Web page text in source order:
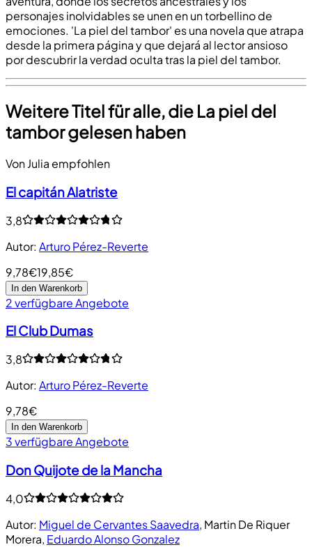
personajes inolvidables se unen en un torbellino de
emociones. 'La piel del tambor' es una novela que atrapa
desde la primera página y que dejará al lector ansioso
por descubrir la verdad oculta tras la piel del tambor.
Weitere Titel für alle, die La piel del
tambor gelesen haben
Von Julia empfohlen
El capitán Alatriste
3,8
Autor: Arturo Pérez-Reverte
9,78€19,85€
In den Warenkorb
2 verfügbare Angebote
El Club Dumas
3,8
Autor: Arturo Pérez-Reverte
9,78€
In den Warenkorb
3 verfügbare Angebote
Don Quijote de la Mancha
4,0
Autor: Miguel de Cervantes Saavedra, Martin De Riquer
Morera, Eduardo Alonso Gonzalez